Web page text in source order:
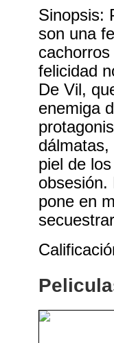
Sinopsis:
son una
felicidad
De Vil,
enemiga
piel de
obsesión.
pone en